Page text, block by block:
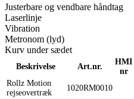
Justerbare og vendbare håndtag
Laserlinje
Vibration
Metronom (lyd)
Kurv under sædet
Beskrivelse Art.nr.
HMI
nr
Rollz Motion
rejseovertræk
1020RM0010